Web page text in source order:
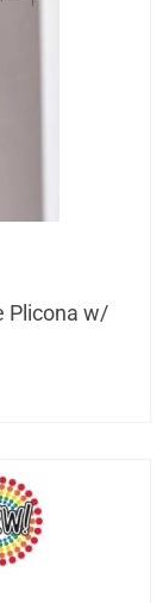
Plicona w/